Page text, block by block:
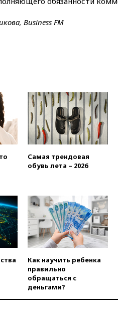
Business FM
Самая трендовая
обувь лета – 2026
Как научить ребенка
правильно
обращаться с
деньгами?